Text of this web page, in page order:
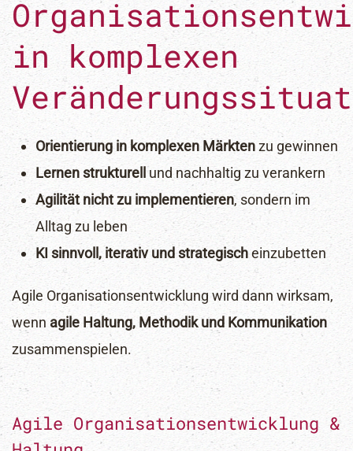
in komplexen
Orientierung in komplexen Märktenzu gewinnen
Lernen strukturell
und nachhaltig zu verankern
Agilität nicht zu implementieren, sondern im
Alltag zu leben
KI sinnvoll, iterativ und strategischeinzubetten
Agile Organisationsentwicklung wird dann wirksam,
wenn agile Haltung, Methodik und Kommunikation
zusammenspielen.
Agile Organisationsentwicklung &